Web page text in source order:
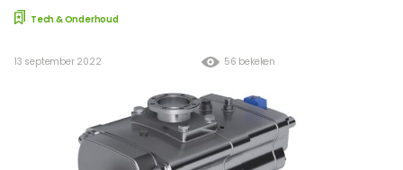
Tech & Onderhoud
56 bekeken
13 september 2022